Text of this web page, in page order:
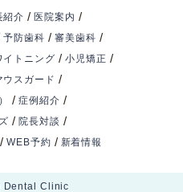
紹介 / 医院案内 /
予防歯科 / 審美歯科 /
イトニング / 小児矯正 /
ウスガード /
/ 症例紹介 /
/ 院長対談 /
/ WEB予約 / 新着情報
Dental Clinic